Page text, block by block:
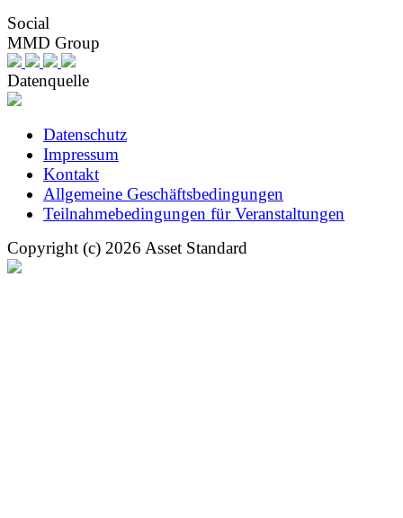
Social
MMD Group
Datenquelle
Datenschutz
Impressum
Kontakt
Allgemeine Geschäftsbedingungen
Teilnahmebedingungen für Veranstaltungen
Copyright (c) 2026 Asset Standard